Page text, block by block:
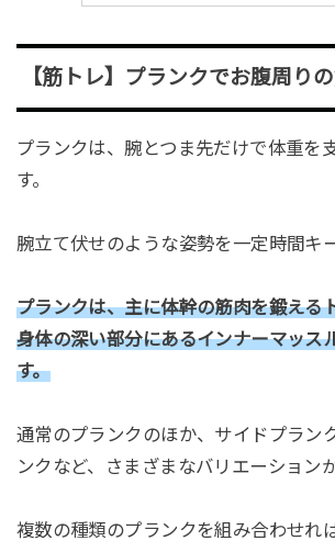
【筋トレ】プランクでお腹周り
プランクは、腕とつま先だけで体重を
す。
腕立て伏せのような姿勢を一定時間キ
プランクは、主に体幹の筋肉を鍛える
身体の深い部分にあるインナーマッス
す。
通常のプランクのほか、サイドプラン
ンクなど、さまざまなバリエーション
複数の種類のプランクを組み合わせれ